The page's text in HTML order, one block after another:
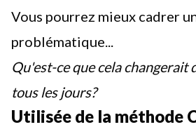
Vous pourrez mieux cadrer
problématique...
Qu'est-ce que cela changerait
tous les jours?
Utilisée de la méthode